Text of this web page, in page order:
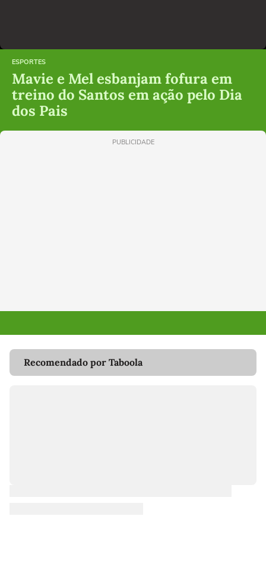
ESPORTES
Mavie e Mel esbanjam fofura em
treino do Santos em ação pelo Dia
dos Pais
PUBLICIDADE
Recomendado por Taboola